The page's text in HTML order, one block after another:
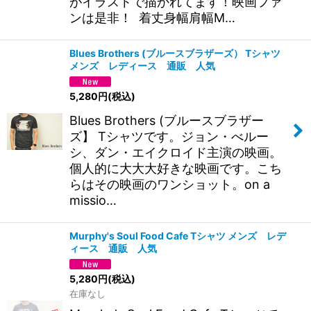
ンは是非！ 着丈身幅肩幅M…
Blues Brothers (ブルースブラザーズ） Tシャツ
メンズ レディース 通販 人気
5,280円(税込)
Blues Brothers (ブルースブラザー
ズ】 Tシャツです。ジョン・べルー
シ、ダン・エイクロイド主演の映画。
個人的に大大大好きな映画です。こち
らはその映画のワンショット。on a
missio…
Murphy's Soul Food Cafe Tシャツ メンズ レデ
ィース 通販 人気
5,280円(税込)
在庫なし